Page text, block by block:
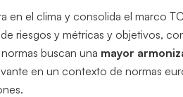
en el clima y consolida el marco
riesgos y métricas y objetivos,
buscan una mayor
en un contexto de normas